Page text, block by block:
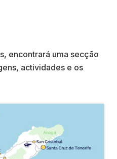
encontrará uma secção
actividades e os